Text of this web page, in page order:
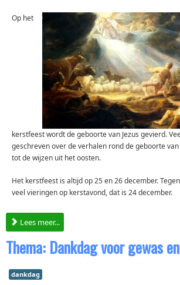
Op het
kerstfeest wordt de geboorte van Jezus gevierd.
geschreven over de verhalen rond de geboorte van
tot de wijzen uit het oosten.
Het kerstfeest is altijd op 25 en 26 december.
veel vieringen op kerstavond, dat is 24 december.
Lees meer...
Thema: Dankdag voor gewas
dankdag